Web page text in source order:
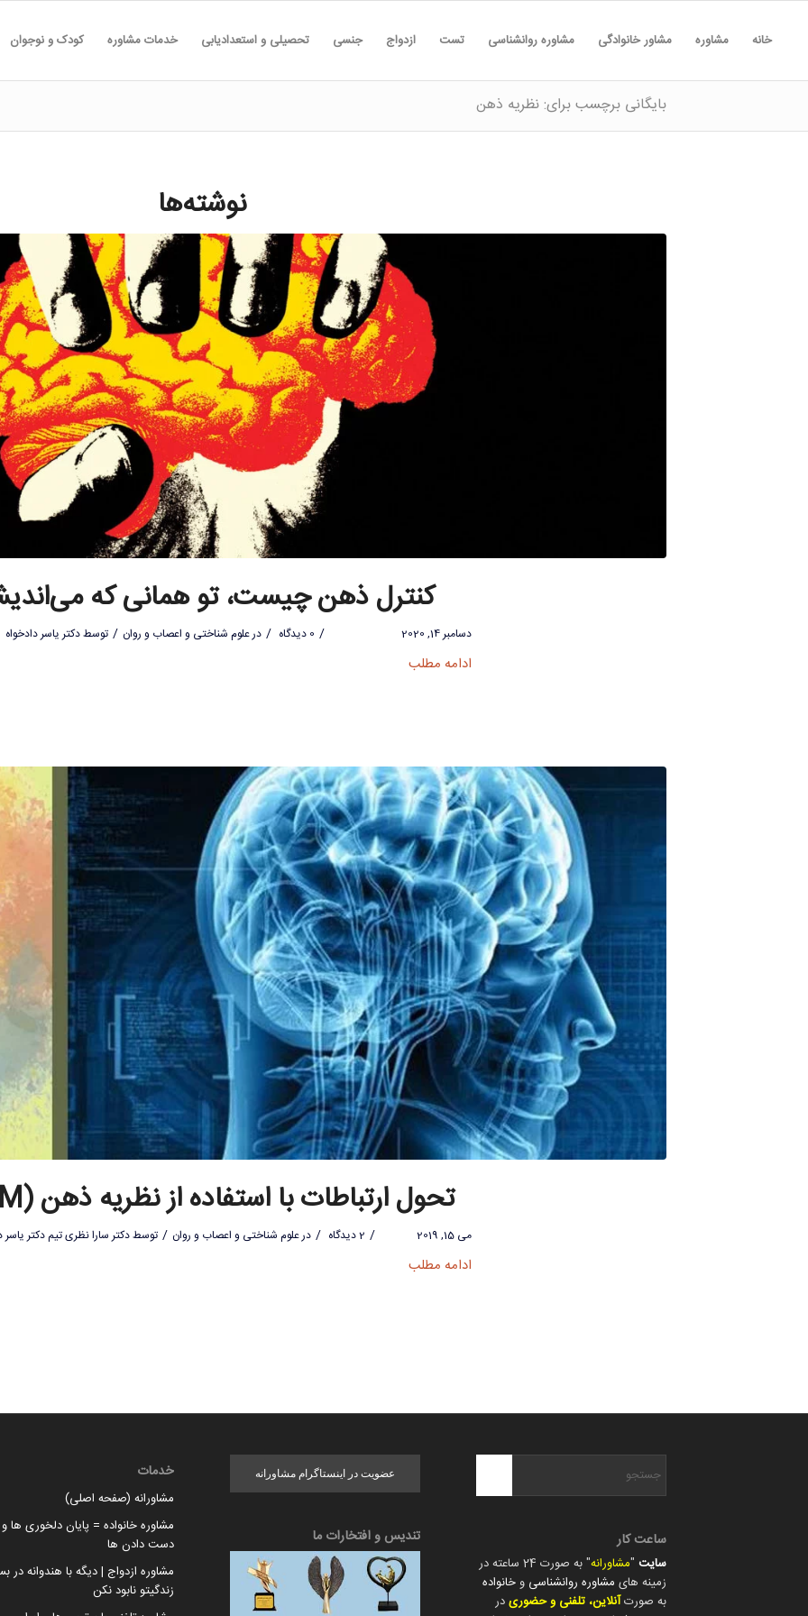
خانه مشاوره مشاور خانوادگی مشاوره روانشناسی تست ازدواج جنسی تحصیلی و استعدادیابی خدمات مشاوره کودک و نوجوان
بایگانی برچسب برای: نظریه ذهن
نوشته‌ها
کنترل ذهن چیست، تو همانی که
دسامبر 14, 2020 / 0 دیدگاه / درعلوم شناختی و اعصاب و روان / توسطدکتر یاسر دادخواه
ادامه مطلب
تحول ارتباطات با استفاده از نظریه ذهن (TOM)
می 15, 2019 / 2 دیدگاه / درعلوم شناختی و اعصاب و روان / توسطدکتر سارا نظری تیم دکتر یاسر
ادامه مطلب
ساعت کار
سایت "مشاورانه
" به صورت 24 ساعته در
زمینه های مشاوره روانشناسی و خانواده
به صورتآنلاین، تلفنی و حضوریدر
عضویت در اینستاگرام مشاورانه
تندیس و افتخارات ما
خدمات
مشاورانه (صفحه اصلی)
مشاوره خانواده = پایان دلخوری ها و
دست دادن ها
مشاوره ازدواج | دیگه با هندوانه در
زندگیتو نابود نکن